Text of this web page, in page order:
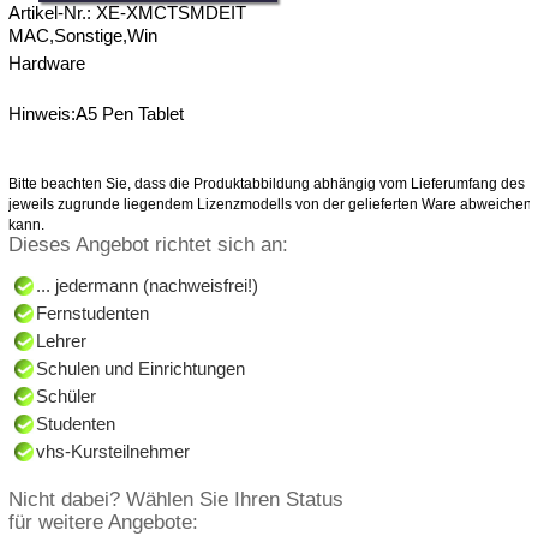
Artikel-Nr.: XE-XMCTSMDEIT
MAC,Sonstige,Win
Hardware
Hinweis:A5 Pen Tablet
Bitte beachten Sie, dass die Produktabbildung abhängig vom Lieferumfang des
jeweils zugrunde liegendem Lizenzmodells von der gelieferten Ware abweichen
kann.
Dieses Angebot richtet sich an:
... jedermann (nachweisfrei!)
Fernstudenten
Lehrer
Schulen und Einrichtungen
Schüler
Studenten
vhs-Kursteilnehmer
Nicht dabei? Wählen Sie Ihren Status
für weitere Angebote: